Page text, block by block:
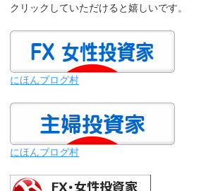
クリックしていただけると嬉しいです。
にほんブログ村
にほんブログ村